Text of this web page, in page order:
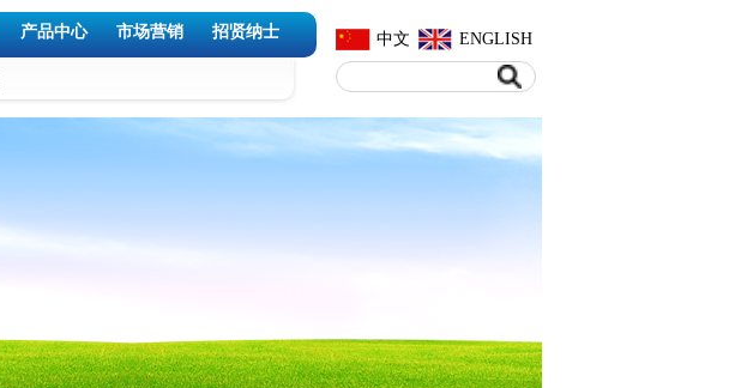
产品中心 市场营销 招贤纳士 中文 ENGLISH